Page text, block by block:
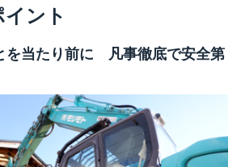
ント
を当たり前に 凡事徹底で安全第